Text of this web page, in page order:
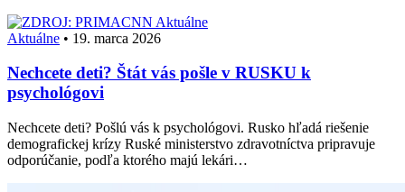
Aktuálne
Aktuálne • 19. marca 2026
Nechcete deti? Štát vás pošle v RUSKU k
psychológovi
Nechcete deti? Pošlú vás k psychológovi. Rusko hľadá riešenie
demografickej krízy Ruské ministerstvo zdravotníctva pripravuje
odporúčanie, podľa ktorého majú lekári…